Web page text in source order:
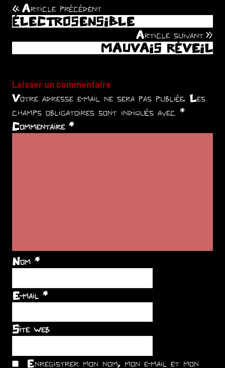
Navigation
de
Article précédent
ÉLECTROSENSIBLE
Article suivant
MAUVAIS RÉVEIL
Laisser un commentaire
Votre adresse e-mail ne sera pas publiée. Les
champs obligatoires sont indiqués avec *
Commentaire *
Nom *
E-mail *
Site web
Enregistrer mon nom, mon e-mail et mon